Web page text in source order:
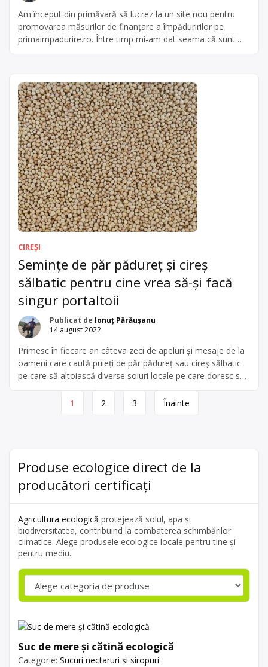
Am început din primăvară să lucrez la un site nou pentru
promovarea măsurilor de finanțare a împăduririlor pe
primaimpadurire.ro. Între timp mi-am dat seama că sunt
cheltuielilor […]
CIREȘI
Semințe de păr pădureț și cireș
sălbatic pentru cine vrea să-și facă
singur portaltoii
Publicat de Ionuț Părăușanu
14 august 2022
Primesc în fiecare an câteva zeci de apeluri și mesaje de la
oameni care caută puieți de păr pădureț sau cireș sălbatic
pe care să altoiască diverse soiuri locale pe care doresc să
că nu fac în fiecare an puieți din toate speciile. […]
1 2 3 Înainte
Produse ecologice direct de la
producători certificați
Agricultura ecologică protejează solul, apa și
biodiversitatea, contribuind la combaterea schimbărilor
climatice. Alege produsele ecologice locale pentru tine și
pentru mediu.
Suc de mere și cătină ecologică
Categorie: Sucuri nectaruri și siropuri